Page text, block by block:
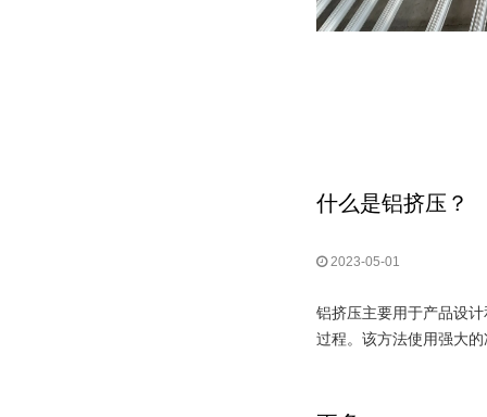
什么是铝挤压？
2023-05-01
铝挤压主要用于产品设
过程。该方法使用强大